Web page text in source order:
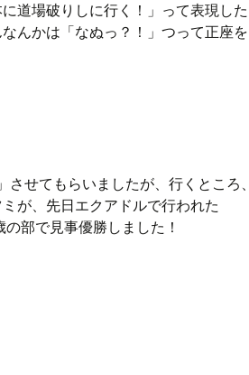
道場破りしに行く！」って表現した
んかは「なぬっ？！」つって正座を
せてもらいましたが、行くところ、
が、先日エクアドルで行われた
の部で見事優勝しました！